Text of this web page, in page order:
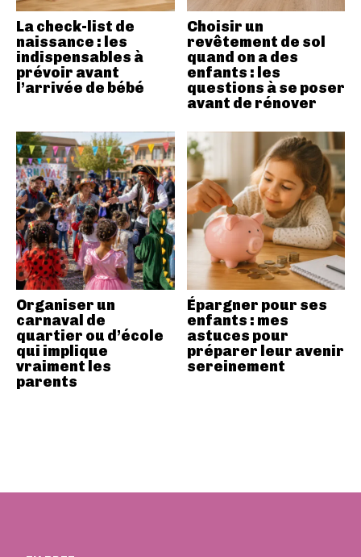
La check-list de
naissance : les
indispensables à
prévoir avant
l’arrivée de bébé
Choisir un
revêtement de sol
quand on a des
enfants : les
questions à se poser
avant de rénover
Organiser un
carnaval de
quartier ou d’école
qui implique
vraiment les
parents
Épargner pour ses
enfants : mes
astuces pour
préparer leur avenir
sereinement